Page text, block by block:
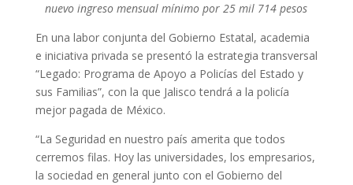
nuevo ingreso mensual mínimo por 25 mil 714 pesos
En una labor conjunta del Gobierno Estatal, academia
e iniciativa privada se presentó la estrategia transversal
“Legado: Programa de Apoyo a Policías del Estado y
sus Familias”, con la que Jalisco tendrá a la policía
mejor pagada de México.
“La Seguridad en nuestro país amerita que todos
cerremos filas. Hoy las universidades, los empresarios,
la sociedad en general junto con el Gobierno del